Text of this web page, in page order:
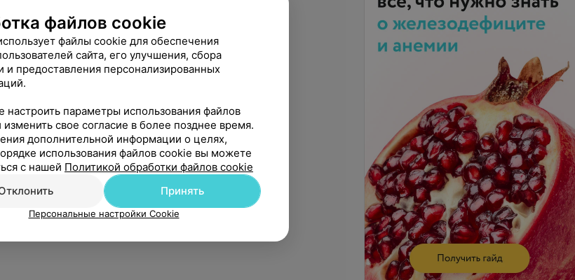
файлов cookie
файлы cookie для обеспечения
сайта, его улучшения, сбора
и предоставления персонализированных
параметры использования файлов
свое согласие в более позднее время.
дополнительной информации о целях,
использования файлов cookie вы можете
с нашей Политикой обработки файлов cookie
Принять
Персональные настройки Cookie